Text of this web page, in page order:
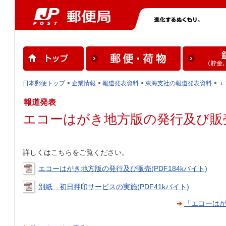
日本郵便トップ> 企業情報 > 報道発表資料 > 東海支社の報道発表資料 >
報道発表
エコーはがき地方版の発行及び販
詳しくはこちらをご覧ください。
エコーはがき地方版の発行及び販売(PDF184kバイト)
別紙 初日押印サービスの実施(PDF41kバイト)
「エコーは